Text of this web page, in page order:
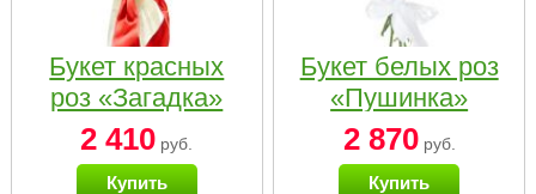
Букет красных
роз «Загадка»
2 410 руб.
Купить
Букет белых роз
«Пушинка»
2 870руб.
Купить